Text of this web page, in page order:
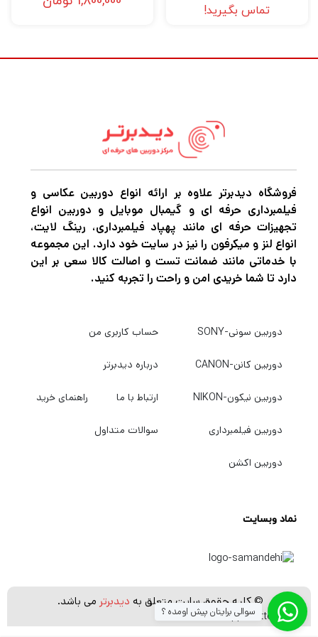
محلی نیز در دسترس است.
آداپتور پشتیبانی و یک کیف حمل است. این چراغ
همچنین می‌تواند با باتری‌ها و آداپتورهای
باتری کار کند.
تماس بگیرید!
فروشگاه دیدبرتر علاوه بر ارائه انواع دوربین عکاسی و
فیلمبرداری حرفه ای و گیمبال موبایل و دوربین انواع
تجهیزات حرفه ای مانند پهپاد فیلمبرداری، رینگ لایت،
انواع لنز و میکرفون را نیز در سایت خود دارد. این مجموعه
با خدماتی مانند ضمانت تست و اصالت کالا سعی بر این
دارد تا شما خریدی امن و راحت را تجربه کنید.
دوربین سونی-SONY
دوربین کانن-CANON
دوربین نیکون-NIKON
دوربین فیلمبرداری
دوربین اکشن
حساب کاربری من
درباره دیدبرتر
ارتباط با ما راهنمای خرید
سوالات متداول
نماد وبسایت
© کلیه حقوق سایت متعلق به دیدبرتر می باشد.
[whatsapp_buttons] سوالی برایتان پیش اومده ؟